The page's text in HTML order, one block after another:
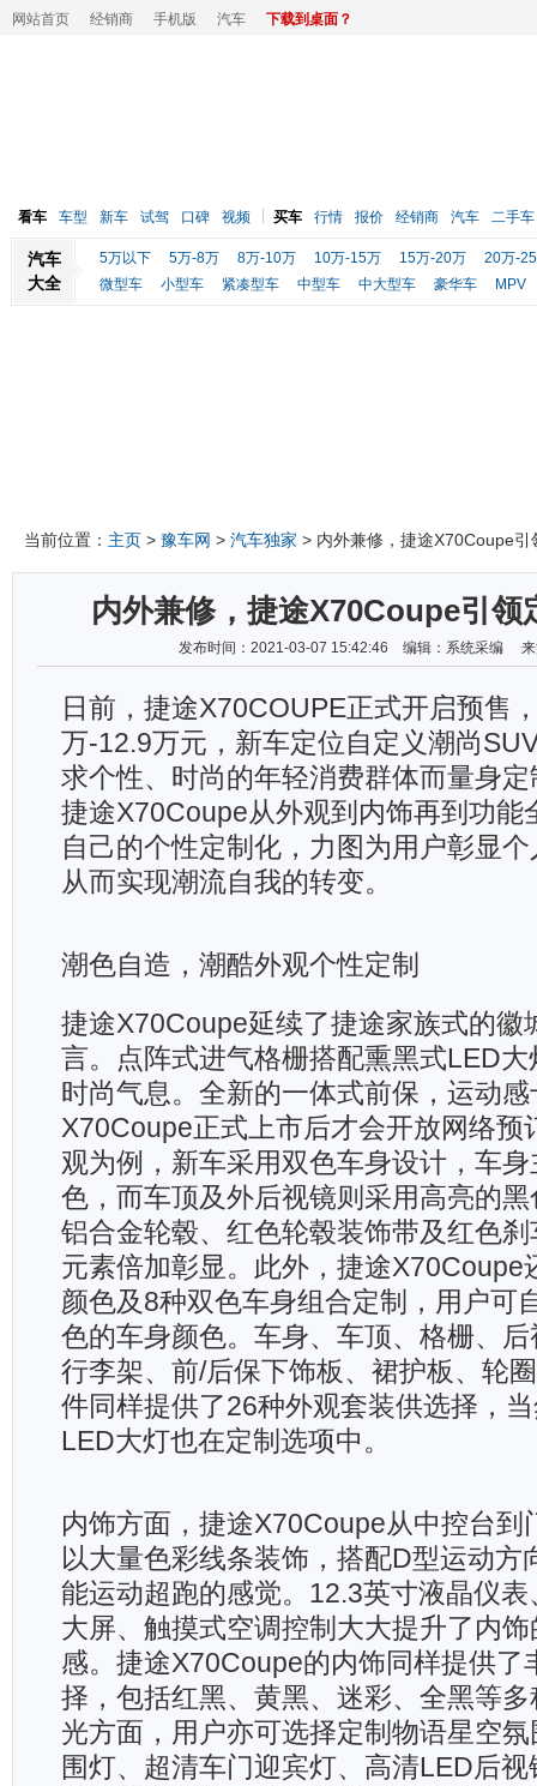
网站首页 经销商 手机版 汽车 下载到桌面？
看车 车型 新车 试驾 口碑 视频 买车 行情 报价 经销商 汽车 二手车
汽车
大全
5万以下 5万-8万 8万-10万 10万-15万 15万-20万
20万-
微型车
小型车 紧凑型车 中型车 中大型车 豪华车 MPV
当前位置： 主页 > 豫车网 > 汽车独家 > 内外兼修，捷途X70Coupe引
内外兼修，捷途X70Coupe引领
发布时间：2021-03-07 15:42:46 编辑：系统采编
日前，捷途X70COUPE正式开启预售
万-12.9万元，新车定位自定义潮尚
求个性、时尚的年轻消费群体而量身
捷途X70Coupe从外观到内饰再到功能
自己的个性定制化，力图为用户彰显
从而实现潮流自我的转变。
潮色自造，潮酷外观个性定制
捷途X70Coupe延续了捷途家族式的徽
言。点阵式进气格栅搭配熏黑式LED
时尚气息。全新的一体式前保，运动
X70Coupe正式上市后才会开放网络预
观为例，新车采用双色车身设计，车
色，而车顶及外后视镜则采用高亮的
铝合金轮毂、红色轮毂装饰带及红色
元素倍加彰显。此外，捷途X70Coupe
颜色及8种双色车身组合定制，用户可
色的车身颜色。车身、车顶、格栅、
行李架、前/后保下饰板、裙护板、轮
件同样提供了26种外观套装供选择，
LED大灯也在定制选项中。
内饰方面，捷途X70Coupe从中控台到
以大量色彩线条装饰，搭配D型运动方
能运动超跑的感觉。12.3英寸液晶仪
大屏、触摸式空调控制大大提升了内
感。捷途X70Coupe的内饰同样提供了
择，包括红黑、黄黑、迷彩、全黑等
光方面，用户亦可选择定制物语星空
围灯、超清车门迎宾灯、高清LED后